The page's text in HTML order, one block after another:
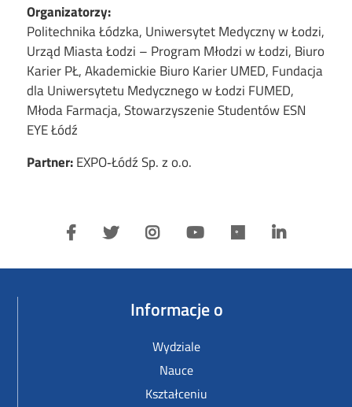
Organizatorzy:
Politechnika Łódzka, Uniwersytet Medyczny w Łodzi,
Urząd Miasta Łodzi – Program Młodzi w Łodzi, Biuro
Karier PŁ, Akademickie Biuro Karier UMED, Fundacja
dla Uniwersytetu Medycznego w Łodzi FUMED,
Młoda Farmacja, Stowarzyszenie Studentów ESN
EYE Łódź
Partner:EXPO‑Łódź Sp. z o.o.
Informacje o
Wydziale
Nauce
Kształceniu